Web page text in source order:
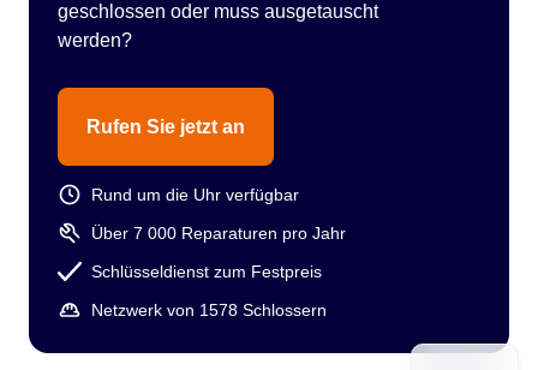
geschlossen oder muss ausgetauscht
werden?
Rufen Sie jetzt an
Rund um die Uhr verfügbar
Über 7 000 Reparaturen pro Jahr
Schlüsseldienst zum Festpreis
Netzwerk von 1578 Schlossern